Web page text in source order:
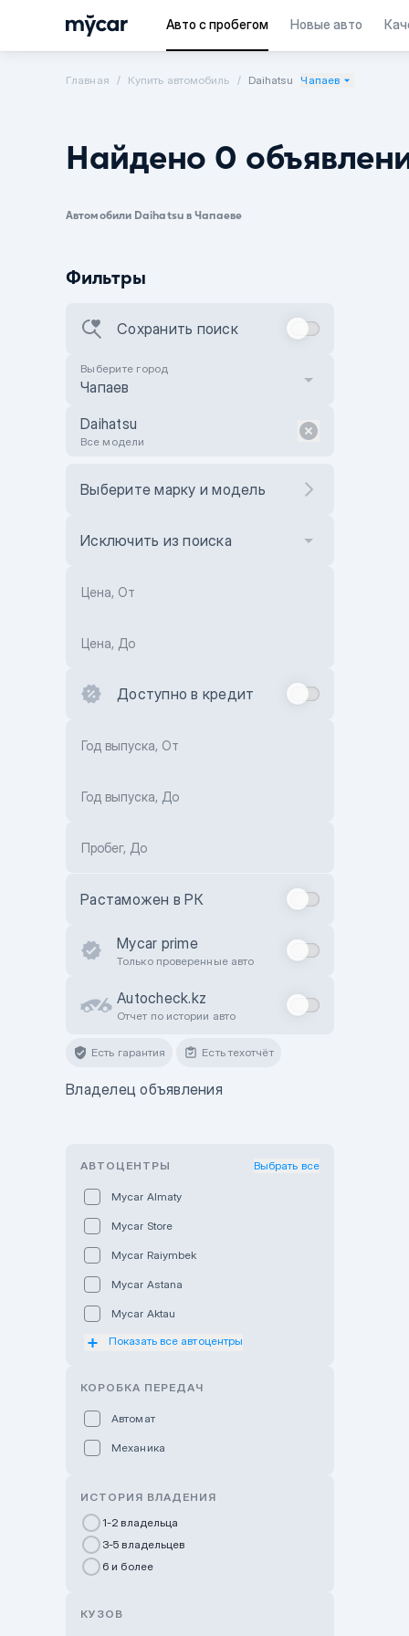
Авто с пробегом Новые авто
Главная Купить автомобиль Daihatsu Чапаев
Найдено 0
Автомобили Daihatsu в Чапаеве
Фильтры
Сохранить поиск
Выберите город
Чапаев
Daihatsu
Все модели
Выберите марку и модель
Исключить из поиска
Цена, От
Цена, До
Доступно в кредит
Год выпуска, От
Год выпуска, До
Пробег, До
Растаможен в РК
Mycar prime
Только проверенные авто
Autocheck.kz
Отчет по истории авто
Есть гарантия Есть техотчёт
Владелец объявления
АВТОЦЕНТРЫ Выбрать все
Mycar Almaty
Mycar Store
Mycar Raiymbek
Mycar Astana
Mycar Aktau
Mycar Uralsk
GWM Nurly Zhol
Chery Astana
Показать все автоцентры
КОРОБКА ПЕРЕДАЧ
Автомат
Механика
ИСТОРИЯ ВЛАДЕНИЯ
1-2 владельца
3-5 владельцев
6 и более
КУЗОВ